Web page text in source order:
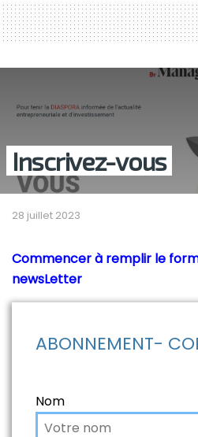
Inscrivez-vous
28 juillet 2023
Commencer à remplir le
newsLetter
ABONNEMENT-
Nom